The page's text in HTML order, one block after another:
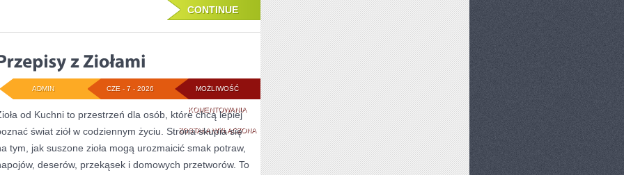
CONTINUE
MOŻLIWOŚĆ
KOMENTOWANIAPRZEPISY
Z
ZIOŁAMI
ZOSTAŁA WYŁĄCZONA
CZE - 7 - 2026
ADMIN
od Kuchni to przestrzeń dla osób, które chcą lepiej
świat ziół w codziennym życiu. Strona skupia się
tym, jak suszone zioła mogą urozmaicić smak potraw,
deserów, przekąsek i domowych przetworów. To